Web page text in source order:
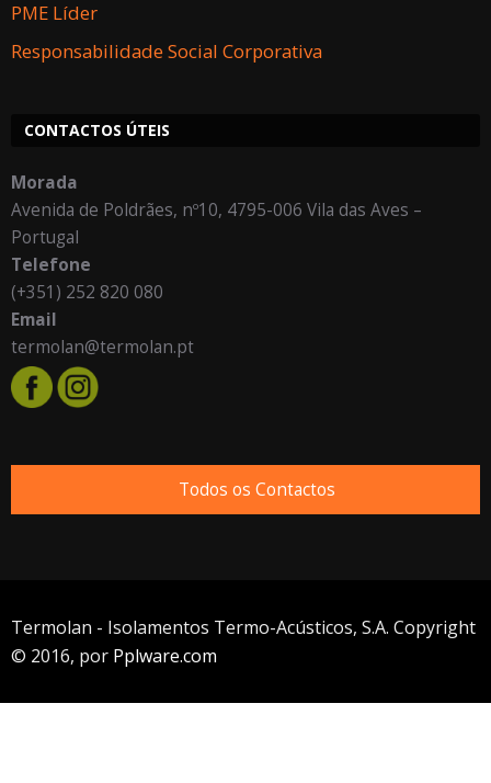
PME Líder
Responsabilidade Social Corporativa
CONTACTOS ÚTEIS
Morada
Avenida de Poldrães, nº10, 4795-006 Vila das Aves –
Portugal
Telefone
(+351) 252 820 080
Email
termolan@termolan.pt
Todos os Contactos
Termolan - Isolamentos Termo-Acústicos, S.A. Copyright
© 2016, por Pplware.com